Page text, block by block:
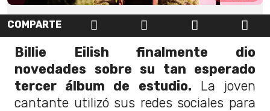
COMPARTE
Billie Eilish finalmente dio
novedades sobre su tan esperado
tercer álbum de estudio. La joven
cantante utilizó sus redes sociales para